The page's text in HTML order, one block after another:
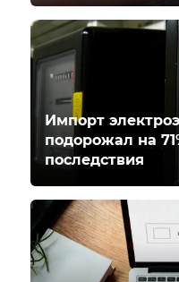
Импорт
подорожал на
последствия